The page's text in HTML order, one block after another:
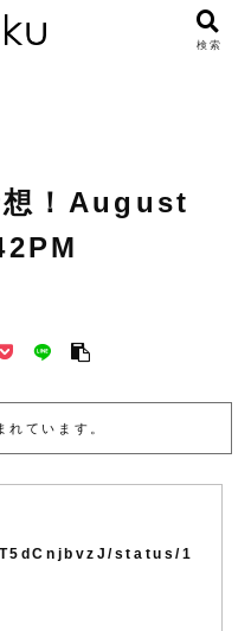
想！August
れています。
status/1
検索